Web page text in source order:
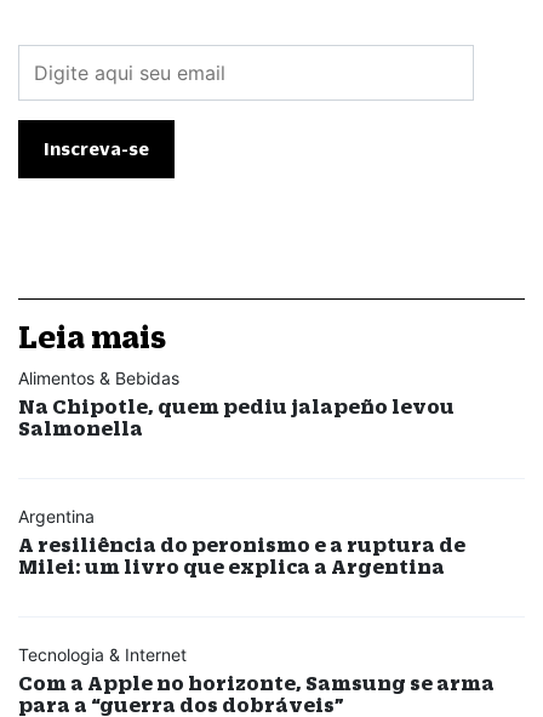
Leia mais
Alimentos & Bebidas
Na Chipotle, quem pediu jalapeño levou
Salmonella
Argentina
A resiliência do peronismo e a ruptura de
Milei: um livro que explica a Argentina
Tecnologia & Internet
Com a Apple no horizonte, Samsung se arma
para a “guerra dos dobráveis”